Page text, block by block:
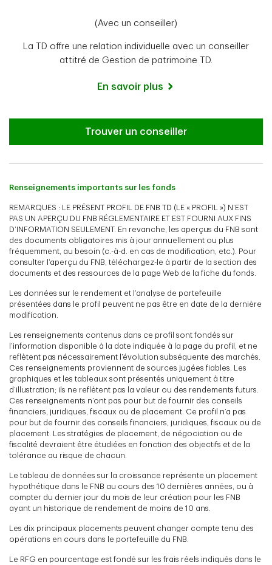
(Avec un conseiller)
La TD offre une relation individuelle avec un conseiller
attitré de Gestion de patrimoine TD.
En savoir plus
Trouver un conseiller
Renseignements importants sur les fonds
REMARQUES : LE PRÉSENT PROFIL DE FNB TD (LE « PROFIL ») N’EST
PAS UN APERÇU DU FNB RÉGLEMENTAIRE ET EST FOURNI AUX FINS
D’INFORMATION SEULEMENT. En revanche, les aperçus du FNB sont
des documents obligatoires mis à jour annuellement ou plus
fréquemment, au besoin (c.-à-d. en cas de modification, etc.). Pour
consulter l’aperçu du FNB, téléchargez-le à partir de la section des
documents et des ressources de la page Web de la fiche du fonds.
Les données sur le rendement et l’analyse de portefeuille
présentées dans le profil peuvent ne pas être en date de la dernière
modification.
Les renseignements contenus dans ce profil sont fondés sur
l’information disponible à la date indiquée à la page du profil, et ne
reflètent pas nécessairement l’évolution subséquente des marchés.
Ces renseignements proviennent de sources jugées fiables. Les
graphiques et les tableaux sont présentés uniquement à titre
d’illustration; ils ne reflètent pas la valeur ou des rendements futurs.
Ces renseignements n’ont pas pour but de fournir des conseils
financiers, juridiques, fiscaux ou de placement. Ce profil n’a pas
pour but de fournir des conseils financiers, juridiques, fiscaux ou de
placement. Les stratégies de placement, de négociation ou de
fiscalité devraient être étudiées en fonction des objectifs et de la
tolérance au risque de chacun.
Le tableau de données sur la croissance représente un placement
hypothétique dans le FNB au cours des 10 dernières années, ou à
compter du dernier jour du mois de leur création pour les FNB
ayant un historique de rendement de moins de 10 ans.
Les dix principaux placements peuvent changer compte tenu des
opérations en cours dans le portefeuille du FNB.
Le RFG en pourcentage est fondé sur les frais réels indiqués dans le